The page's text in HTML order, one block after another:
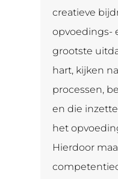
creatieve
opvoedings-
grootste
hart, kijken
processen,
en die
het
Hierdoor